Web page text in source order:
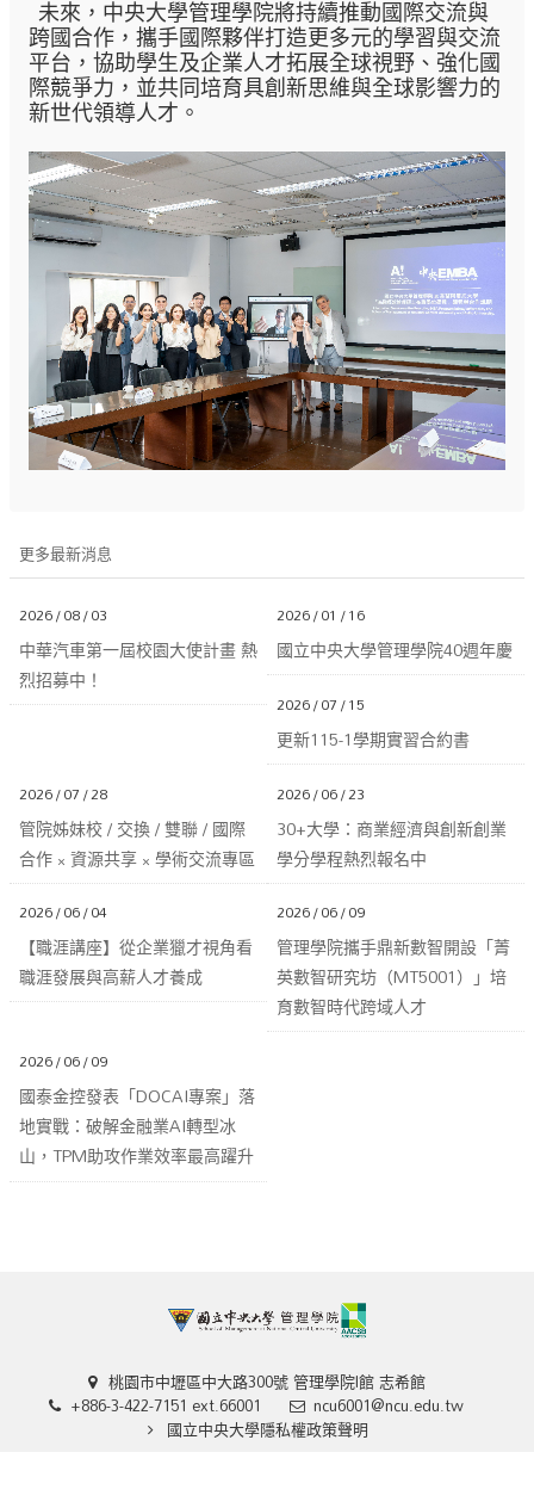
未來，中央大學管理學院將持續推動國際交流與
跨國合作，攜手國際夥伴打造更多元的學習與交流
平台，協助學生及企業人才拓展全球視野、強化國
際競爭力，並共同培育具創新思維與全球影響力的
新世代領導人才。
更多最新消息
2026 / 08 / 03
中華汽車第一屆校園大使計畫 熱
烈招募中！
2026 / 01 / 16
國立中央大學管理學院40週年慶
2026 / 07 / 15
更新115-1學期實習合約書
2026 / 07 / 28
管院姊妹校 / 交換 / 雙聯 / 國際
合作 × 資源共享 × 學術交流專區
2026 / 06 / 23
30+大學：商業經濟與創新創業
學分學程熱烈報名中
2026 / 06 / 04
【職涯講座】從企業獵才視角看
職涯發展與高薪人才養成
2026 / 06 / 09
管理學院攜手鼎新數智開設「菁
英數智研究坊（MT5001）」培
育數智時代跨域人才
2026 / 06 / 09
國泰金控發表「DOCAI專案」落
地實戰：破解金融業AI轉型冰
山，TPM助攻作業效率最高躍升
67%
桃園市中壢區中大路300號 管理學院I館 志希館
+886-3-422-7151 ext.66001 ncu6001@ncu.edu.tw
國立中央大學隱私權政策聲明